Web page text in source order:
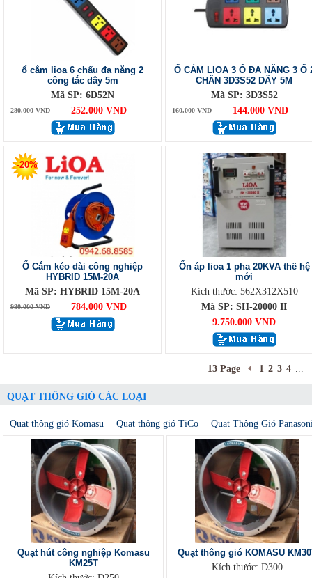
ổ cắm lioa 6 chấu đa năng 2
công tắc dây 5m
Mã SP: 6D52N
280.000 VND 252.000 VND
Ổ CẮM LIOA 3 Ổ ĐA NĂNG 3 Ổ
CHÂN 3D3S52 DÂY 5M
Mã SP: 3D3S52
160.000 VND 144.000 VND
-20%
Ổ Cắm kéo dài công nghiệp
HYBRID 15M-20A
Mã SP: HYBRID 15M-20A
980.000 VND 784.000 VND
Ổn áp lioa 1 pha 20KVA thế hệ
mới
Kích thước: 562X312X510
Mã SP: SH-20000 II
9.750.000 VND
13 Page 1 2 3 4 ...
QUẠT THÔNG GIÓ CÁC LOẠI
Quạt thông gió Komasu Quạt thông gió TiCo Quạt Thông Gió
Quạt hút công nghiệp Komasu
KM25T
Quạt thông gió KOMASU
Kích thước: D300